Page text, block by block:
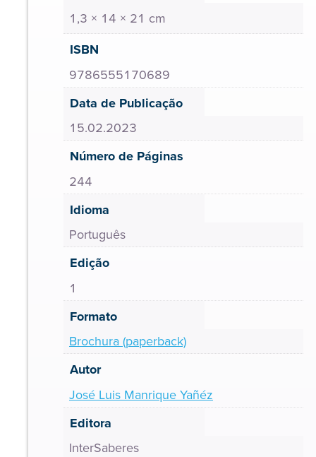
1,3 × 14 × 21 cm
ISBN
9786555170689
Data de Publicação
15.02.2023
Número de Páginas
244
Idioma
Português
Edição
1
Formato
Brochura (paperback)
Autor
José Luis Manrique Yañéz
Editora
InterSaberes